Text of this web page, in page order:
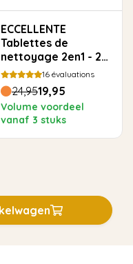
ECCELLENTE
Tablettes de
nettoyage 2en1 - 25
pièces 16 évaluations
24,9519,95
Volume voordeel
vanaf 3 stuks